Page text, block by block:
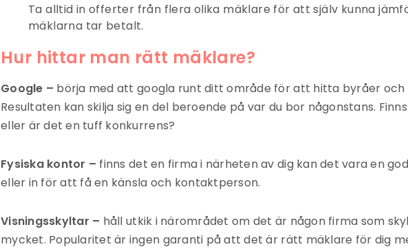
Ta alltid in offerter från flera olika mäklare för att själv kunna
mäklarna tar betalt.
Hur hittar man rätt mäklare?
Google – börja med att googla runt ditt område för att hitta byråer och
Resultaten kan skilja sig en del beroende på var du bor någonstans.
eller är det en tuff konkurrens?
Fysiska kontor – finns det en firma i närheten av dig kan det vara en
eller in för att få en känsla och kontaktperson.
Visningsskyltar – håll utkik i närområdet om det är någon firma som
mycket. Popularitet är ingen garanti på att det är rätt mäklare för dig